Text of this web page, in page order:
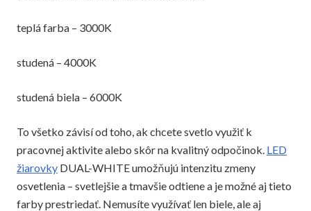
teplá farba – 3000K
studená – 4000K
studená biela – 6000K
To všetko závisí od toho, ak chcete svetlo využiť k
pracovnej aktivite alebo skôr na kvalitný odpočinok. LED
žiarovky DUAL-WHITE umožňujú intenzitu zmeny
osvetlenia – svetlejšie a tmavšie odtiene a je možné aj tieto
farby prestriedať. Nemusíte využívať len biele, ale aj